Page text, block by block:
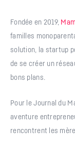
Fondée en 2019,
familles
solution, la startup
de se créer un
bons plans.
Pour le Journal du
aventure
rencontrent les